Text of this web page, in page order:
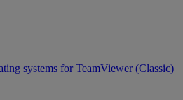
systems for TeamViewer (Classic)